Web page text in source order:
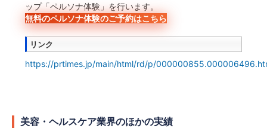
ップ「ペルソナ体験」を行います。
無料のペルソナ体験のご予約はこちら
リンク
https://prtimes.jp/main/html/rd/p/
美容・ヘルスケア業界のほかの実績